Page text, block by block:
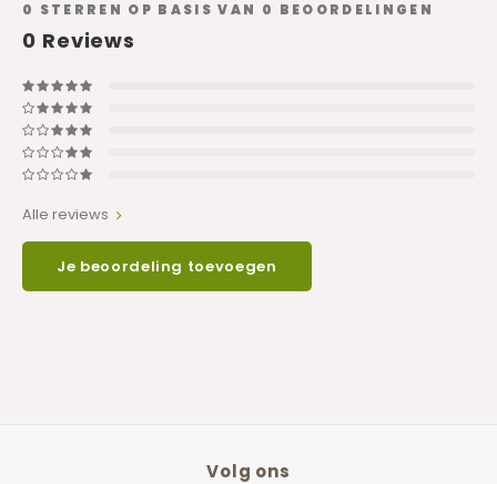
0 STERREN OP BASIS VAN 0 BEOORDELINGEN
0 Reviews
Alle reviews
Je beoordeling toevoegen
Volg ons